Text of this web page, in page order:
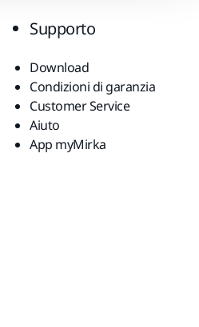
Supporto
Download
Condizioni di garanzia
Customer Service
Aiuto
App myMirka